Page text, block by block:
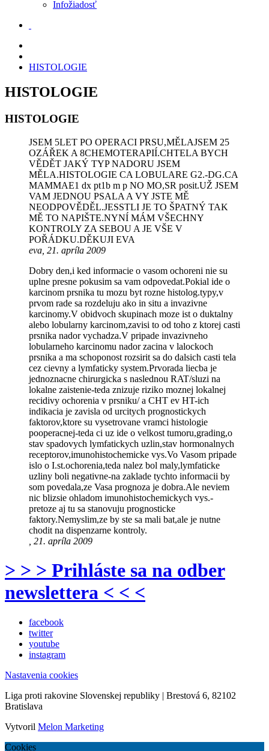
Infožiadosť
HISTOLOGIE
HISTOLOGIE
HISTOLOGIE
JSEM 5LET PO OPERACI PRSU,MĚLAJSEM 25
OZÁŘEK A 8CHEMOTERAPIÍ.CHTELA BYCH
VĚDĚT JAKÝ TYP NADORU JSEM
MĚLA.HISTOLOGIE CA LOBULARE G2.-DG.CA
MAMMAE1 dx pt1b m p NO MO,SR posit.UŽ JSEM
VAM JEDNOU PSALA A VY JSTE MĚ
NEODPOVĚDĚL.JESSTLI JE TO ŠPATNÝ TAK
MĚ TO NAPIŠTE.NYNÍ MÁM VŠECHNY
KONTROLY ZA SEBOU A JE VŠE V
POŘÁDKU.DĚKUJI EVA
eva, 21. apríla 2009
Dobry den,i ked informacie o vasom ochoreni nie su
uplne presne pokusim sa vam odpovedat.Pokial ide o
karcinom prsnika tu mozu byt rozne histolog.typy,v
prvom rade sa rozdeluju ako in situ a invazivne
karcinomy.V obidvoch skupinach moze ist o duktalny
alebo lobularny karcinom,zavisi to od toho z ktorej casti
prsnika nador vychadza.V pripade invazivneho
lobularneho karcinomu nador zacina v lalockoch
prsnika a ma schoponost rozsirit sa do dalsich casti tela
cez cievny a lymfaticky system.Prvorada liecba je
jednoznacne chirurgicka s naslednou RAT/sluzi na
lokalne zaistenie-teda znizuje riziko moznej lokalnej
recidivy ochorenia v prsniku/ a CHT ev HT-ich
indikacia je zavisla od urcitych prognostickych
faktorov,ktore su vysetrovane vramci histologie
pooperacnej-teda ci uz ide o velkost tumoru,grading,o
stav spadovych lymfatickych uzlin,stav hormonalnych
receptorov,imunohistochemicke vys.Vo Vasom pripade
islo o I.st.ochorenia,teda nalez bol maly,lymfaticke
uzliny boli negativne-na zaklade tychto informacii by
som povedala,ze Vasa prognoza je dobra.Ale neviem
nic blizsie ohladom imunohistochemickych vys.-
pretoze aj tu sa stanovuju prognosticke
faktory.Nemyslim,ze by ste sa mali bat,ale je nutne
chodit na dispenzarne kontroly.
, 21. apríla 2009
> > > Prihláste sa na odber
newslettera < < <
facebook
twitter
youtube
instagram
Nastavenia cookies
Liga proti rakovine Slovenskej republiky | Brestová 6, 82102
Bratislava
Vytvoril Melon Marketing
Cookies